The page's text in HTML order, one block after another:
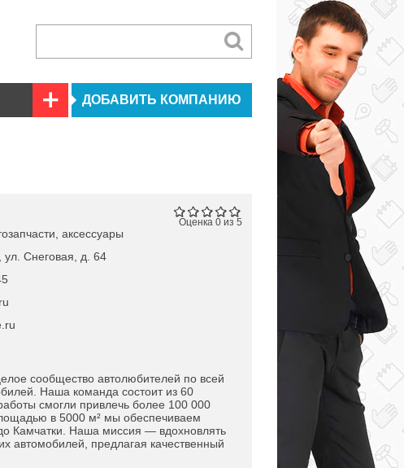
ДОБАВИТЬ КОМПАНИЮ
Оценка 0 из 5
аксессуары
ул. Снеговая, д. 64
сообщество автолюбителей по всей
Наша команда состоит из 60
смогли привлечь более 100 000
в 5000 м² мы обеспечиваем
Камчатки. Наша миссия — вдохновлять
автомобилей, предлагая качественный